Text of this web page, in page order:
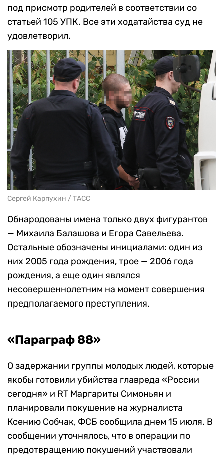
под присмотр родителей в соответствии со
статьей 105 УПК. Все эти ходатайства суд не
удовлетворил.
Сергей Карпухин / ТАСС
Обнародованы имена только двух фигурантов
— Михаила Балашова и Егора Савельева.
Остальные обозначены инициалами: один из
них 2005 года рождения, трое — 2006 года
рождения, а еще один являлся
несовершеннолетним на момент совершения
предполагаемого преступления.
«Параграф 88»
О задержании группы молодых людей, которые
якобы готовили убийства главреда «России
сегодня» и RT Маргариты Симоньян и
планировали покушение на журналиста
Ксению Собчак, ФСБ сообщила днем 15 июля. В
сообщении уточнялось, что в операции по
предотвращению покушений участвовали